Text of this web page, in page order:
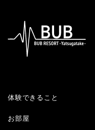
体験できること
お部屋